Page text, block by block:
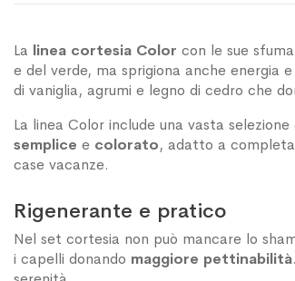
La linea cortesia Color con le sue
e del verde, ma sprigiona anche energia
di vaniglia, agrumi e legno di cedro che
La linea Color include una vasta
semplice e colorato, adatto a
case vacanze.
Rigenerante e pratico
Nel set cortesia non può mancare lo
i capelli donando maggiore pettinabilità